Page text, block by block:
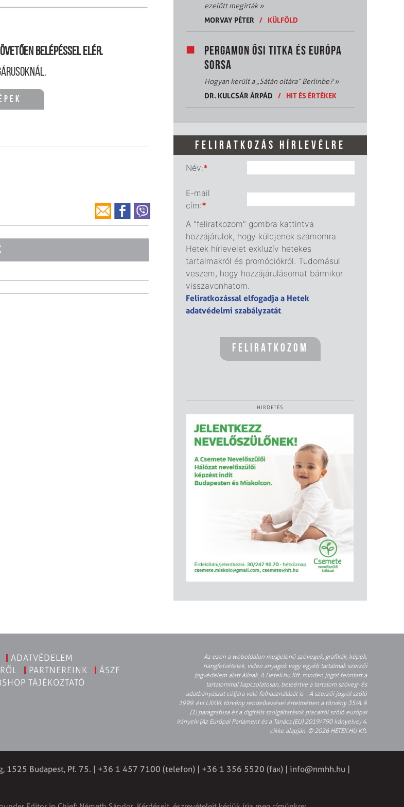
belépéssel elér.
ezelőtt megírták»
MORVAY PÉTER
/ KÜLFÖLD
PERGAMON ŐSI TITKA ÉS EURÓPA
SORSA
Hogyan került a „Sátán oltára” Berlinbe?»
DR. KULCSÁR ÁRPÁD
/ HIT ÉS ÉRTÉKEK
FELIRATKOZÁS HÍRLEVÉLRE
Név:*
E-mail
cím:*
A "feliratkozom" gombra kattintva
hozzájárulok, hogy küldjenek számomra
Hetek hírlevelet exkluzív hetekes
tartalmakról és promóciókról. Tudomásul
veszem, hogy hozzájárulásomat bármikor
visszavonhatom.
Feliratkozással elfogadja a Hetek
adatvédelmi szabályzatát.
HIRDETÉS
ADATVÉDELEM
PARTNEREINK
ÁSZF
TÁJÉKOZTATÓ
Az ezen a weboldalon megjelenő szövegek, grafikák, képek,
hangfelvételek, video anyagok vagy egyéb tartalmak szerzői
jogvédelem alatt állnak. A Hetek.hu Kft. minden jogot fenntart a
tartalommal kapcsolatosan, beleértve a tartalom szöveg- és
adatbányászat céljára való felhasználását is – A szerzői jogról szóló
1999. évi LXXVI. törvény rendelkezései értelmében a törvény 35/A. §
(1) paragrafusa és a digitális szolgáltatások piacairól szóló európai
irányelv (Az Európai Parlament és a Tanács (EU) 2019/790 Irányelve) 4.
cikke alapján. © 2026 HETEK.HU Kft.
1525 Budapest, Pf. 75. | +36 1 457 7100 (telefon) | +36 1 356 5520 (fax) | info@nmhh.hu